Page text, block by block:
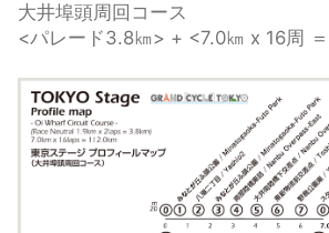
観戦について
過去の大会
オンラインショップ ONLINE SHOP
大井埠頭周回コース
<パレード3.8㎞> + <7.0㎞ x 16周